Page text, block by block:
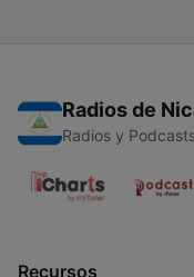
Radios de
Radios y
Recursos